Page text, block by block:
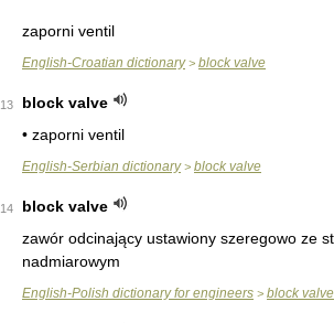
zaporni ventil
English-Croatian dictionary> block valve
13
block valve
• zaporni ventil
English-Serbian dictionary> block valve
14
block valve
zawór odcinający ustawiony szeregowo ze
nadmiarowym
English-Polish dictionary for engineers > block valve